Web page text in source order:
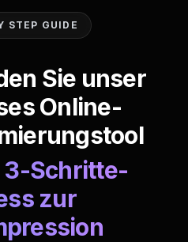
STEP GUIDE
Sie unser
Online-
3-Schritte-
zur